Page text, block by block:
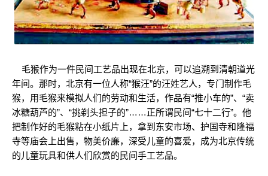
毛猴作为一件民间工艺品出现在北京，可以追溯到清朝道光
年间。那时，北京有一位人称“猴汪”的汪姓艺人，专门制作毛
猴，用毛猴来模拟人们的劳动和生活，作品有“推小车的”、“卖
冰糖葫芦的”、“挑剃头担子的”……正所谓民间“七十二行”。他
把制作好的毛猴粘在小纸片上，拿到东安市场、护国寺和隆福
寺等庙会上出售，物美价廉，深受儿童的喜爱，成为北京传统
的儿童玩具和供人们欣赏的民间手工艺品。